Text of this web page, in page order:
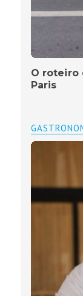
O roteiro
Paris